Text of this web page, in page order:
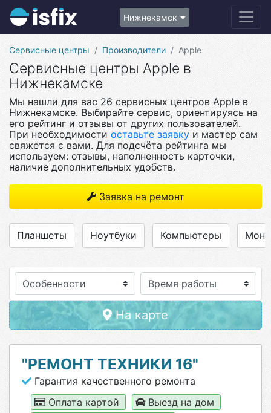
Нижнекамск
Сервисные центры Производители Apple
Сервисные центры Apple в
Нижнекамске
Мы нашли для вас 26 сервисных центров Apple в
Нижнекамске. Выбирайте сервис, ориентируясь на
его рейтинг и отзывы от других пользователей.
При необходимости оставьте заявку и мастер сам
свяжется с вами. Для подсчёта рейтинга мы
используем: отзывы, наполненность карточки,
наличие дополнительных удобств.
Заявка на ремонт
Планшеты Ноутбуки Компьютеры
Особенности
На карте
"РЕМОНТ ТЕХНИКИ 16"
Гарантия качественного ремонта
Оплата картой
Выезд на дом